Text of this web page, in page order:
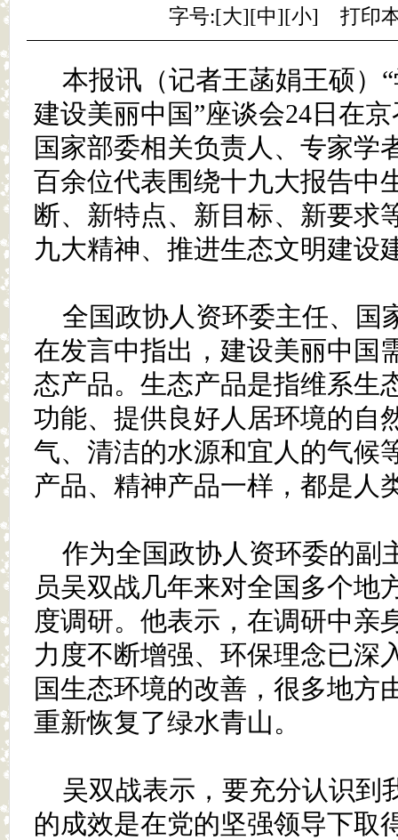
字号:[大][中][小] 打印
本报讯（记者王菡娟王硕）
建设美丽中国”座谈会24日在
国家部委相关负责人、专家学
百余位代表围绕十九大报告中
断、新特点、新目标、新要求
九大精神、推进生态文明建设
全国政协人资环委主任、国
在发言中指出，建设美丽中国
态产品。生态产品是指维系生
功能、提供良好人居环境的自
气、清洁的水源和宜人的气候
产品、精神产品一样，都是人
作为全国政协人资环委的副
员吴双战几年来对全国多个地
度调研。他表示，在调研中亲
力度不断增强、环保理念已深
国生态环境的改善，很多地方
重新恢复了绿水青山。
吴双战表示，要充分认识到
的成效是在党的坚强领导下取